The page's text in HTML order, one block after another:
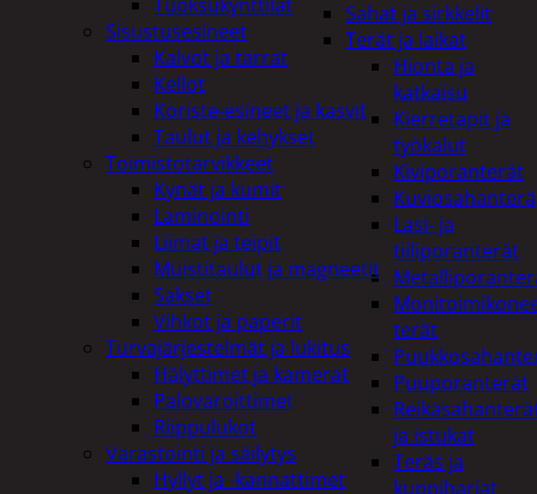
Sahat ja sirkkelit
Terät ja laikat
Hionta ja
katkaisu
Kierretapit ja
työkalut
Kiviporanterät
Kuviosahanterä
Lasi- ja
tiiliporanterät
terät
Puuporanterät
ja istukat
Teräs ja
kuppiharjat
Sisustusesineet
Kalvot ja tarrat
Kellot
Koriste-esineet ja kasvit
Taulut ja kehykset
Toimistotarvikkeet
Kynät ja kumit
Laminointi
Liimat ja teipit
Muistitaulut ja magneetit
Sakset
Vihkot ja paperit
Turvajärjestelmät ja lukitus
Hälyttimet ja kamerat
Palovaroittimet
Riippulukot
Varastointi ja säilytys
Hyllyt ja -kannattimet